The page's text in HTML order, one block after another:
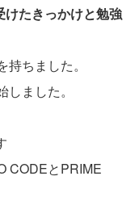
たきっかけと勉強
ちました。
ました。
CODEとPRIME